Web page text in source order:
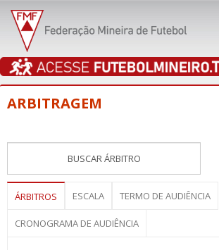
ARBITRAGEM
ÁRBITROS ESCALA TERMO DE AUDIÊNCIA
CRONOGRAMA DE AUDIÊNCIA